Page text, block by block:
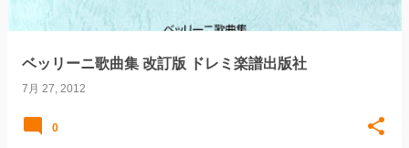
ベッリーニ歌曲集 改訂版 ドレミ楽譜出版社
7月 27, 2012
0